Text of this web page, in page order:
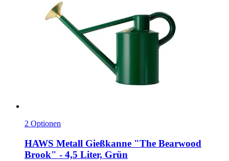
2 Optionen
HAWS Metall Gießkanne "The Bearwood
Brook" -​ 4,5 Liter, Grün